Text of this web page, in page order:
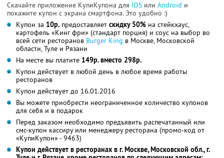
Скачайте приложение КупиКупона для IOS или Android и
покажите купон с экрана смартфона. Это удобно :)
Купон за 10р. предоставляет скидку 50% на стейкхаус,
картофель «Кинг фри» (стандарт порция) и соус на выбор во
всей сети ресторанов Burger King в Москве, Московской
области, Туле и Рязани
На месте вы платите 149р. вместо 298р.
Купон действует в любой день в любое время работы
ресторанов
Купон действует до 16.01.2016
Вы можете приобрести неограниченное количество купонов
для себя и в подарок
Перед заказом необходимо предъявить распечатанный или
смс-купон кассиру или менеджеру ресторана (промо-код от
«КупиКупон» - 9463)
Купон действует в ресторанах в г. Москве, Московской обл., г.